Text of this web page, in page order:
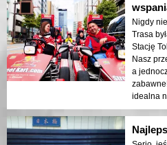
Nigdy
Trasa
Stację
Nasz
a
idealna